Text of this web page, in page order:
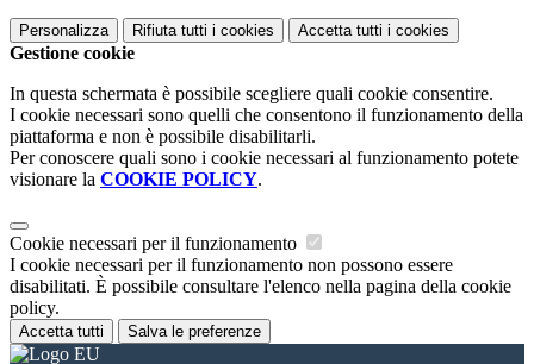
Personalizza Rifiuta tutti i cookies Accetta tutti i cookies
Gestione cookie
In questa schermata è possibile scegliere quali cookie consentire.
I cookie necessari sono quelli che consentono il funzionamento della
piattaforma e non è possibile disabilitarli.
Per conoscere quali sono i cookie necessari al funzionamento potete
visionare la COOKIE POLICY.
Cookie necessari per il funzionamento
I cookie necessari per il funzionamento non possono essere
disabilitati. È possibile consultare l'elenco nella pagina della cookie
policy.
Accetta tutti Salva le preferenze